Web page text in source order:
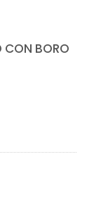
CON BORO